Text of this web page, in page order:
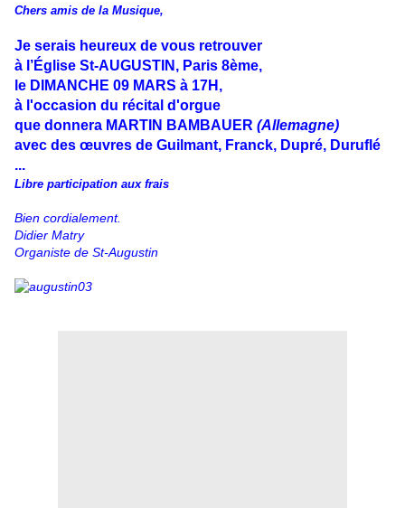
Chers amis de la Musique,
Je serais heureux de vous retrouver
à l’Église St-AUGUSTIN, Paris 8ème,
le DIMANCHE 09 MARS à 17H,
à l'occasion du récital d'orgue
que donnera MARTIN BAMBAUER (Allemagne)
avec des œuvres de Guilmant, Franck, Dupré, Duruflé
...
Libre participation aux frais
Bien cordialement.
Didier Matry
Organiste de St-Augustin